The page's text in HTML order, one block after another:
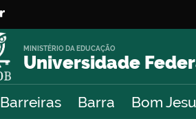
Universidade
MINISTÉRIO DA EDUCAÇÃO
Barreiras Barra Bom